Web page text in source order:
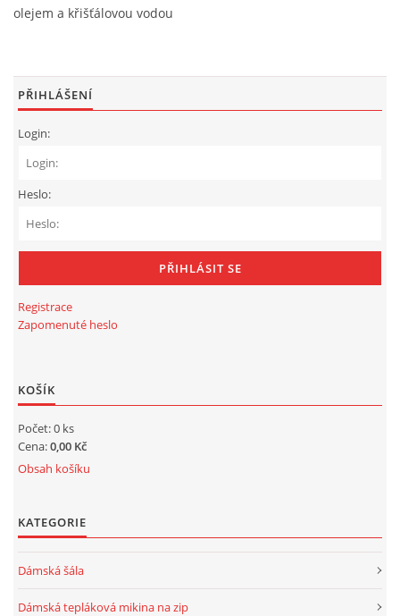
Atelier GMode
olejem a křišťálovou vodou
PŘIHLÁŠENÍ
Login:
Heslo:
Registrace
Zapomenuté heslo
KOŠÍK
Počet: 0 ks
Cena:0,00 Kč
Obsah košíku
KATEGORIE
Dámská šála
Dámská tepláková mikina na zip